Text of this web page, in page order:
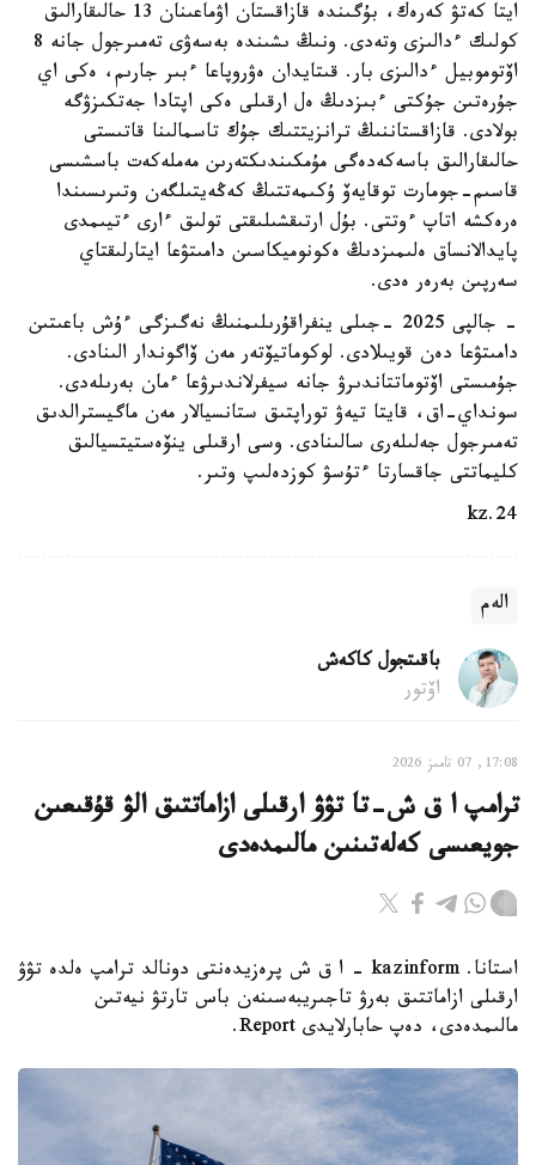
ايتا كەتۋ كەرەك، بۇگىندە قازاقستان اۋماعىنان 13 حالىقارالىق
كولىك ءدالىزى وتەدى. ونىڭ ىشىندە بەسەۋى تەمىرجول جانە 8
اۆتوموبيل ءدالىزى بار. قىتايدان ەۋروپاعا ءبىر جارىم، ەكى اي
جۇرەتىن جۇكتى ءبىزدىڭ ەل ارقىلى ەكى اپتادا جەتكىزۋگە
بولادى. قازاقستاننىڭ ترانزيتتىك جۇك تاسمالىنا قاتىستى
حالىقارالىق باسەكەدەگى مۇمكىندىكتەرىن مەملەكەت باسشىسى
قاسىم-جومارت توقايەۆ ۇكىمەتتىڭ كەڭەيتىلگەن وتىرىسىندا
ەرەكشە اتاپ ءوتتى. بۇل ارتىقشىلىقتى تولىق ءارى ءتيىمدى
پايدالانساق ەلىمىزدىڭ ەكونوميكاسىن دامىتۋعا ايتارلىقتاي
سەرپىن بەرەر ەدى.
- جالپى 2025 -جىلى ينفراقۇرىلىمنىڭ نەگىزگى ءۇش باعىتىن
دامىتۋعا دەن قويىلادى. لوكوماتيۆتەر مەن ۆاگوندار الىنادى.
جۇمىستى اۆتوماتتاندىرۋ جانە سيفرلاندىرۋعا ءمان بەرىلەدى.
سونداي-اق، قايتا تيەۋ توراپتىق ستانسيالار مەن ماگيسترالدىق
تەمىرجول جەلىلەرى سالىنادى. وسى ارقىلى ينۆەستيتسيالىق
كليماتتى جاقسارتا ءتۇسۋ كوزدەلىپ وتىر.
24.kz
الەم
باقىتجول كاكەش
اۆتور
17:08, 07 تامىز 2026
ترامپ ا ق ش-تا تۋۋ ارقىلى ازاماتتىق الۋ قۇقىعىن
جويعىسى كەلەتىنىن مالىمدەدى
استانا. kazinform - ا ق ش پرەزيدەنتى دونالد ترامپ ەلدە تۋۋ
ارقىلى ازاماتتىق بەرۋ تاجىريبەسىنەن باس تارتۋ نيەتىن
مالىمدەدى، دەپ حابارلايدى Report.